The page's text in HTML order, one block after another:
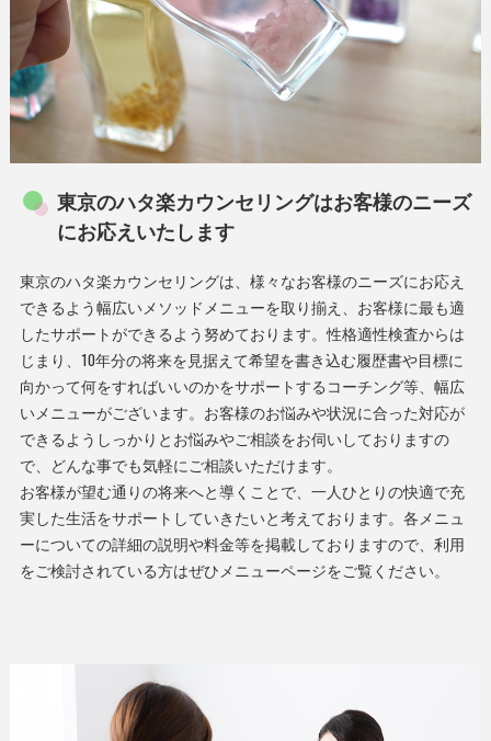
東京のハタ楽カウンセリングはお客様のニーズ
にお応えいたします
東京のハタ楽カウンセリングは、様々なお客様のニーズにお応え
できるよう幅広いメソッドメニューを取り揃え、お客様に最も適
したサポートができるよう努めております。性格適性検査からは
じまり、10年分の将来を見据えて希望を書き込む履歴書や目標に
向かって何をすればいいのかをサポートするコーチング等、幅広
いメニューがございます。お客様のお悩みや状況に合った対応が
できるようしっかりとお悩みやご相談をお伺いしておりますの
で、どんな事でも気軽にご相談いただけます。
お客様が望む通りの将来へと導くことで、一人ひとりの快適で充
実した生活をサポートしていきたいと考えております。各メニュ
ーについての詳細の説明や料金等を掲載しておりますので、利用
をご検討されている方はぜひメニューページをご覧ください。